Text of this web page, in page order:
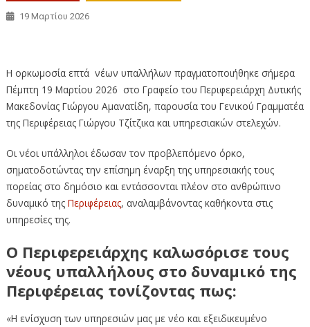
19 Μαρτίου 2026
Η ορκωμοσία επτά νέων υπαλλήλων πραγματοποιήθηκε σήμερα
Πέμπτη 19 Μαρτίου 2026 στο Γραφείο του Περιφερειάρχη Δυτικής
Μακεδονίας Γιώργου Αμανατίδη, παρουσία του Γενικού Γραμματέα
της Περιφέρειας Γιώργου Τζίτζικα και υπηρεσιακών στελεχών.
Οι νέοι υπάλληλοι έδωσαν τον προβλεπόμενο όρκο,
σηματοδοτώντας την επίσημη έναρξη της υπηρεσιακής τους
πορείας στο δημόσιο και εντάσσονται πλέον στο ανθρώπινο
δυναμικό της Περιφέρειας, αναλαμβάνοντας καθήκοντα στις
υπηρεσίες της.
Ο Περιφερειάρχης καλωσόρισε τους
νέους υπαλλήλους στο δυναμικό της
Περιφέρειας τονίζοντας πως:
«Η ενίσχυση των υπηρεσιών μας με νέο και εξειδικευμένο